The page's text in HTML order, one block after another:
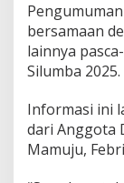
bersamaan
lainnya
Silumba 2025.
Informasi ini
dari Anggota
Mamuju,